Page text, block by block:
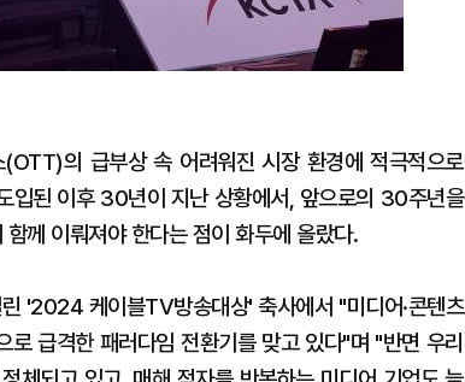
의 급부상 속 어려워진 시장 환경에 적극적으로
입된 이후 30년이 지난 상황에서, 앞으로의 30주년을
께 이뤄져야 한다는 점이 화두에 올랐다.
'2024 케이블TV방송대상' 축사에서 "미디어·콘텐츠
급격한 패러다임 전환기를 맞고 있다"며 "반면 우리